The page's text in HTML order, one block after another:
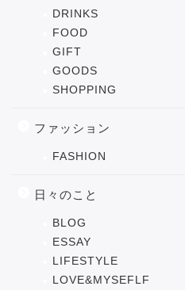
DRINKS
FOOD
GIFT
GOODS
SHOPPING
ファッション
FASHION
日々のこと
BLOG
ESSAY
LIFESTYLE
LOVE&MYSEFLF